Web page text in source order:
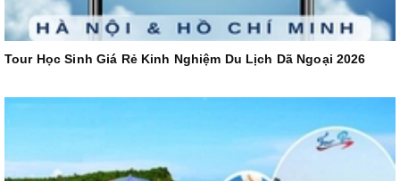
Tour Học Sinh Giá Rẻ Kinh Nghiệm Du Lịch Dã Ngoại 2026